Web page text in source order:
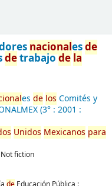
nacionalesde
detrabajode la
es de los Comités y
(3° : 2001 :
Unidos Mexicanos para
Not fiction